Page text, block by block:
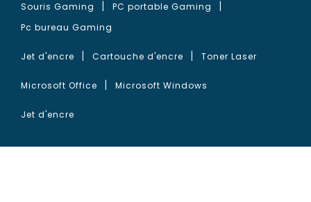
Souris Gaming
PC portable Gaming
Pc bureau Gaming
Jet d'encre Cartouche d'encre Toner Laser
Microsoft Office Microsoft Windows
Jet d'encre